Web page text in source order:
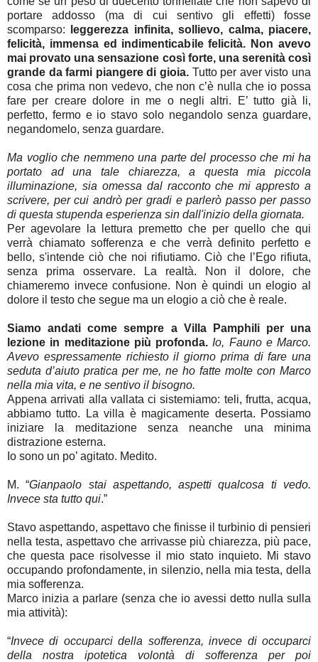
portare addosso (ma di cui sentivo gli effetti) fosse
scomparso:
leggerezza infinita, sollievo, calma, piacere,
felicità, immensa ed indimenticabile felicità. Non avevo
mai provato una sensazione così forte, una serenità così
grande da farmi piangere di gioia. Tutto per aver visto una
cosa che prima non vedevo, che non c’è nulla che io possa
fare per creare dolore in me o negli altri. E’ tutto già li,
perfetto, fermo e io stavo solo negandolo senza guardare,
negandomelo, senza guardare.
Ma voglio che nemmeno una parte del processo che mi ha
portato ad una tale chiarezza, a questa mia piccola
illuminazione, sia omessa dal racconto che mi appresto a
scrivere, per cui andrò per gradi e parlerò passo per passo
di questa stupenda esperienza sin dall'inizio della giornata.
Per agevolare la lettura premetto che per quello che qui
verrà chiamato sofferenza e che verrà definito perfetto e
bello, s'intende ciò che noi rifiutiamo. Ciò che l’Ego rifiuta,
senza prima osservare. La realtà. Non il dolore, che
chiameremo invece confusione. Non è quindi un elogio al
dolore il testo che segue ma un elogio a ciò che è reale.
Siamo andati come sempre a Villa Pamphili per una
lezione in meditazione più profonda. Io, Fauno e Marco.
Avevo espressamente richiesto il giorno prima di fare una
seduta d’aiuto pratica per me, ne ho fatte molte con Marco
nella mia vita, e ne sentivo il bisogno.
Appena arrivati alla vallata ci sistemiamo: teli, frutta, acqua,
abbiamo tutto. La villa è magicamente deserta. Possiamo
iniziare la meditazione senza neanche una minima
distrazione esterna.
Io sono un po’ agitato. Medito.
M. “Gianpaolo stai aspettando, aspetti qualcosa ti vedo.
Invece sta tutto qui.”
Stavo aspettando, aspettavo che finisse il turbinio di pensieri
nella testa, aspettavo che arrivasse più chiarezza, più pace,
che questa pace risolvesse il mio stato inquieto. Mi stavo
occupando profondamente, in silenzio, nella mia testa, della
mia sofferenza.
Marco inizia a parlare (senza che io avessi detto nulla sulla
mia attività):
“Invece di occuparci della sofferenza, invece di occuparci
della nostra ipotetica volontà di sofferenza per poi